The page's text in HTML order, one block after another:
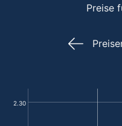
Preise
2.30